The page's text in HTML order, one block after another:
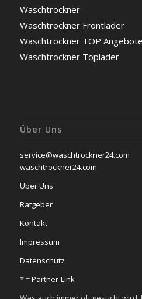
Waschtrockner
Waschtrockner Frontlader
Waschtrockner TOP Angebote
Waschtrockner Toplader
Über Uns
service@waschtrockner24.com
waschtrockner24.com
Über Uns
Ratgeber
Kontakt
Impressum
Datenschutz
* =Partner-Link